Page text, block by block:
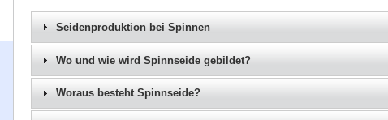
Seidenproduktion bei Spinnen
Wo und wie wird Spinnseide gebildet?
Woraus besteht Spinnseide?